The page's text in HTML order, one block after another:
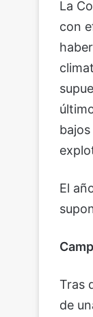
La
con
El
Tras
de